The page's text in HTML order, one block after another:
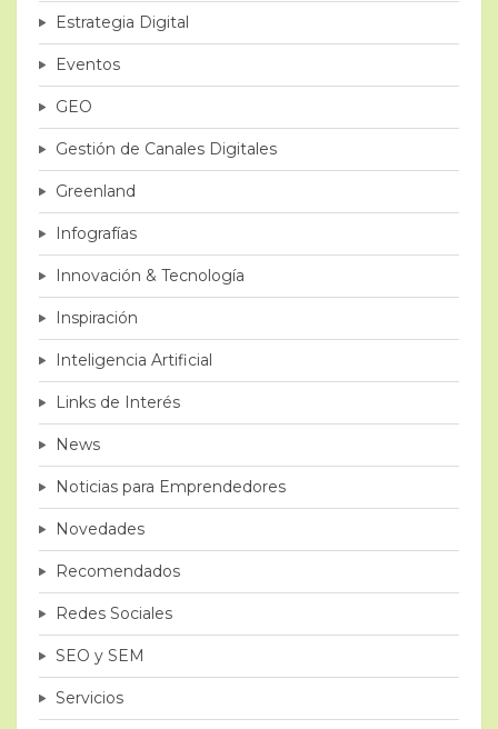
Estrategia Digital
Eventos
GEO
Gestión de Canales Digitales
Greenland
Infografías
Innovación & Tecnología
Inspiración
Inteligencia Artificial
Links de Interés
News
Noticias para Emprendedores
Novedades
Recomendados
Redes Sociales
SEO y SEM
Servicios